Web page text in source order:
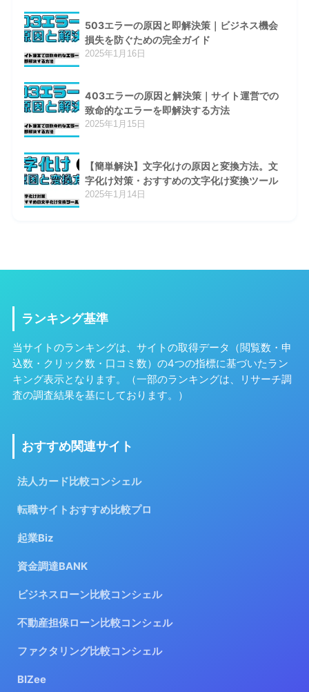
503エラーの原因と即解決策｜ビジネス機会
損失を防ぐための完全ガイド
2025年1月16日
403エラーの原因と解決策｜サイト運営での
致命的なエラーを即解決する方法
2025年1月15日
【簡単解決】文字化けの原因と変換方法。文
字化け対策・おすすめの文字化け変換ツール
2025年1月14日
ランキング基準
当サイトのランキングは、サイトの取得データ（閲覧数・申
込数・クリック数・口コミ数）の4つの指標に基づいたラン
キング表示となります。（一部のランキングは、リサーチ調
査の調査結果を基にしております。）
おすすめ関連サイト
法人カード比較コンシェル
転職サイトおすすめ比較プロ
起業Biz
資金調達BANK
ビジネスローン比較コンシェル
不動産担保ローン比較コンシェル
ファクタリング比較コンシェル
BIZee